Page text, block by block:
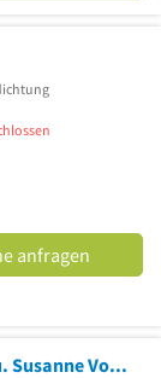
anfragen
Henrich Hair Sandra-Patricia Henrich u. Susanne Vockenberg GbR